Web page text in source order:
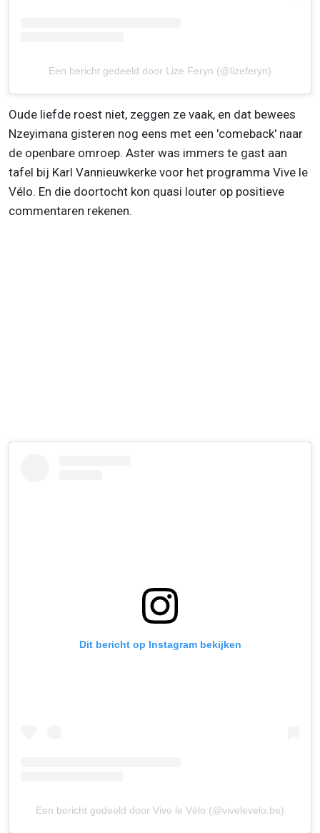
Een bericht gedeeld door Lize Feryn (@lizeferyn)
Oude liefde roest niet, zeggen ze vaak, en dat bewees
Nzeyimana gisteren nog eens met een 'comeback' naar
de openbare omroep. Aster was immers te gast aan
tafel bij Karl Vannieuwkerke voor het programma Vive le
Vélo. En die doortocht kon quasi louter op positieve
commentaren rekenen.
Dit bericht op Instagram bekijken
Een bericht gedeeld door Vive le Vélo (@vivelevelo.be)